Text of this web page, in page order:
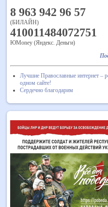
8 963 942 96 57
(БИЛАЙН)
410011484072751
ЮMoney (Яндекс. Деньги)
Лучшие Православные интернет –
одном сайте!
Сердечно благодарим